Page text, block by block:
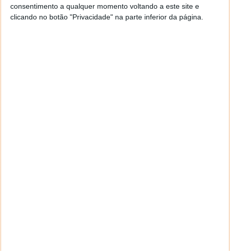
consentimento a qualquer momento voltando a este site e
clicando no botão "Privacidade" na parte inferior da página.